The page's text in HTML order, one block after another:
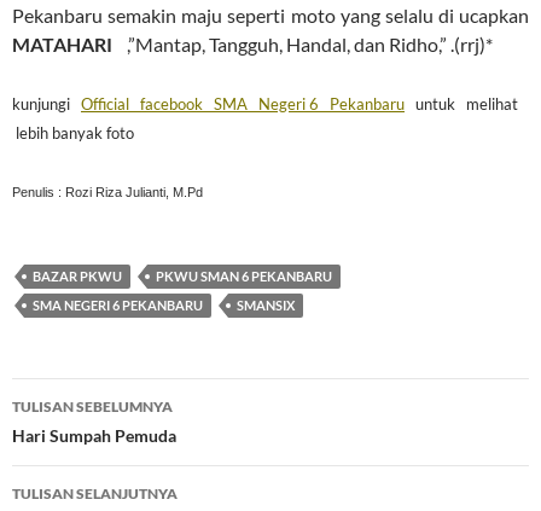
Pekanbaru semakin maju seperti moto yang selalu di ucapkan
MATAHARI
,”Mantap, Tangguh, Handal, dan Ridho,” .(rrj)*
kunjungi Official facebook SMA Negeri 6 Pekanbaru untuk melihat
lebih banyak foto
Penulis : Rozi Riza Julianti, M.Pd
BAZAR PKWU
PKWU SMAN 6 PEKANBARU
SMA NEGERI 6 PEKANBARU
SMANSIX
Navigasi
Tulisan
TULISAN SEBELUMNYA
Hari Sumpah Pemuda
TULISAN SELANJUTNYA